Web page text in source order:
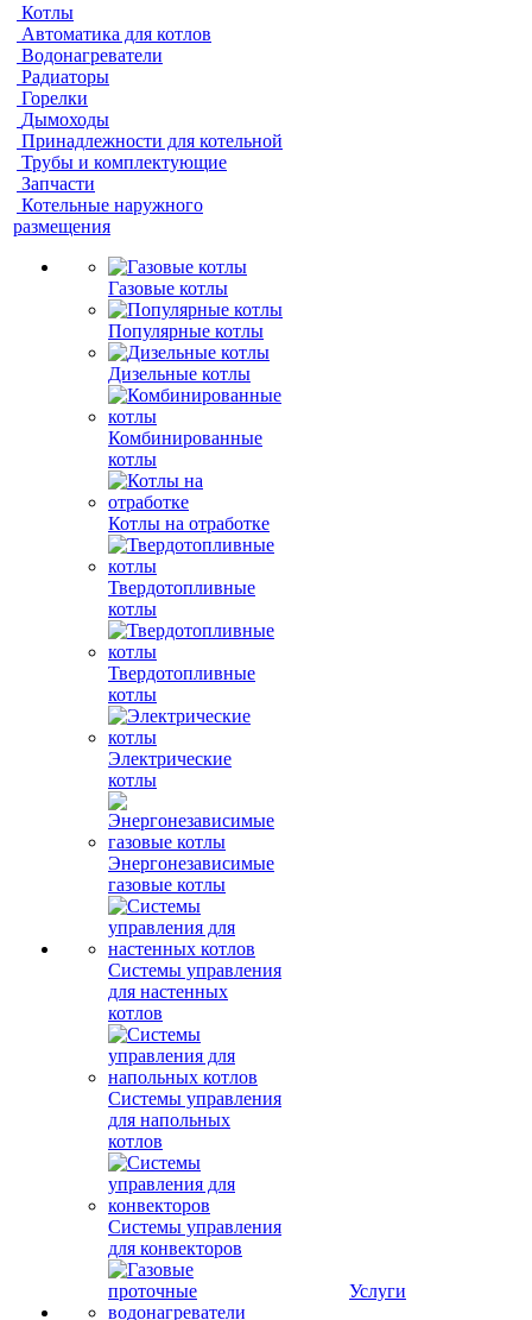
Котлы
Автоматика для котлов
Водонагреватели
Радиаторы
Горелки
Дымоходы
Принадлежности для котельной
Трубы и комплектующие
Запчасти
Котельные наружного
размещения
Газовые котлы
Популярные котлы
Дизельные котлы
Комбинированные
котлы
Котлы на отработке
Твердотопливные
котлы
Твердотопливные
котлы
Электрические
котлы
Энергонезависимые
газовые котлы
Системы управления
для настенных
котлов
Системы управления
для напольных
котлов
Системы управления
для конвекторов
Услуги